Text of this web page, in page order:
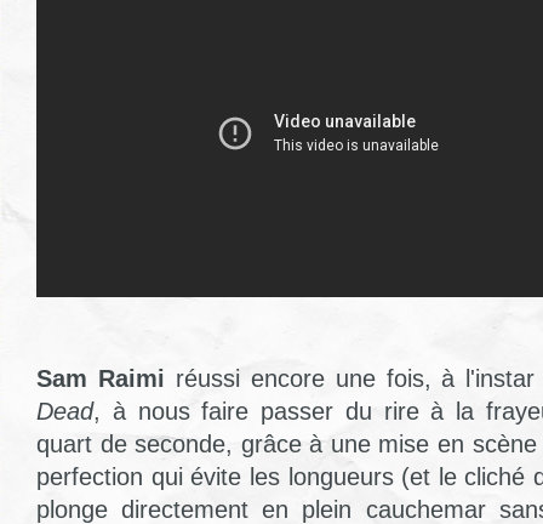
Sam Raimi réussi encore une fois, à
Dead, à nous faire passer du rire à la
quart de seconde, grâce à une mise en
perfection qui évite les longueurs (et le cliché
plonge directement en plein cauchemar